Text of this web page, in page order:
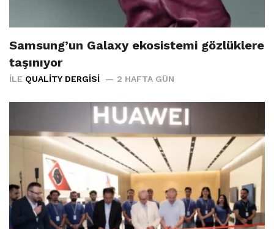
Samsung’un Galaxy ekosistemi gözlüklere
taşınıyor
İLE QUALITY DERGISI 2 HAFTA GÜN